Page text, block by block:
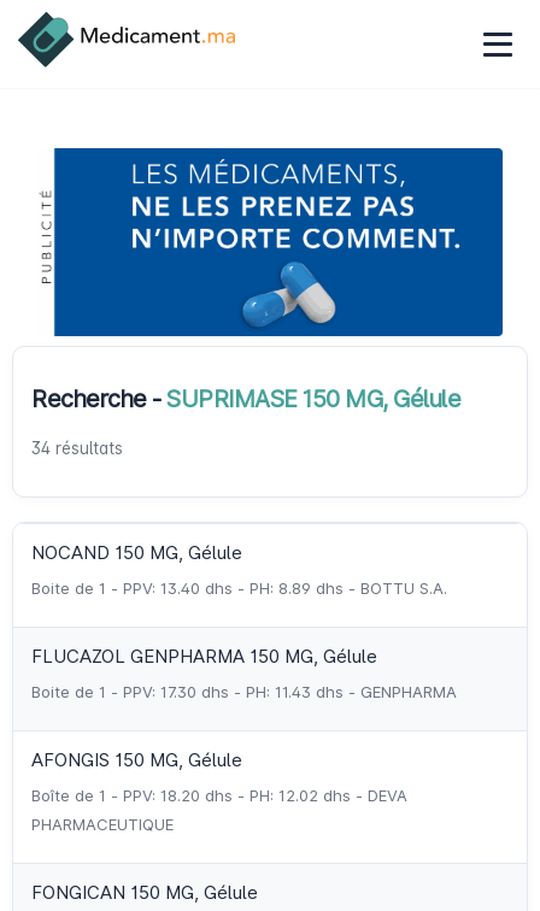
Recherche -SUPRIMASE 150 MG, Gélule
34 résultats
NOCAND 150 MG, Gélule
Boite de 1 - PPV: 13.40 dhs - PH: 8.89 dhs - BOTTU S.A.
FLUCAZOL GENPHARMA 150 MG, Gélule
Boite de 1 - PPV: 17.30 dhs - PH: 11.43 dhs - GENPHARMA
AFONGIS 150 MG, Gélule
Boîte de 1 - PPV: 18.20 dhs - PH: 12.02 dhs - DEVA
PHARMACEUTIQUE
FONGICAN 150 MG, Gélule